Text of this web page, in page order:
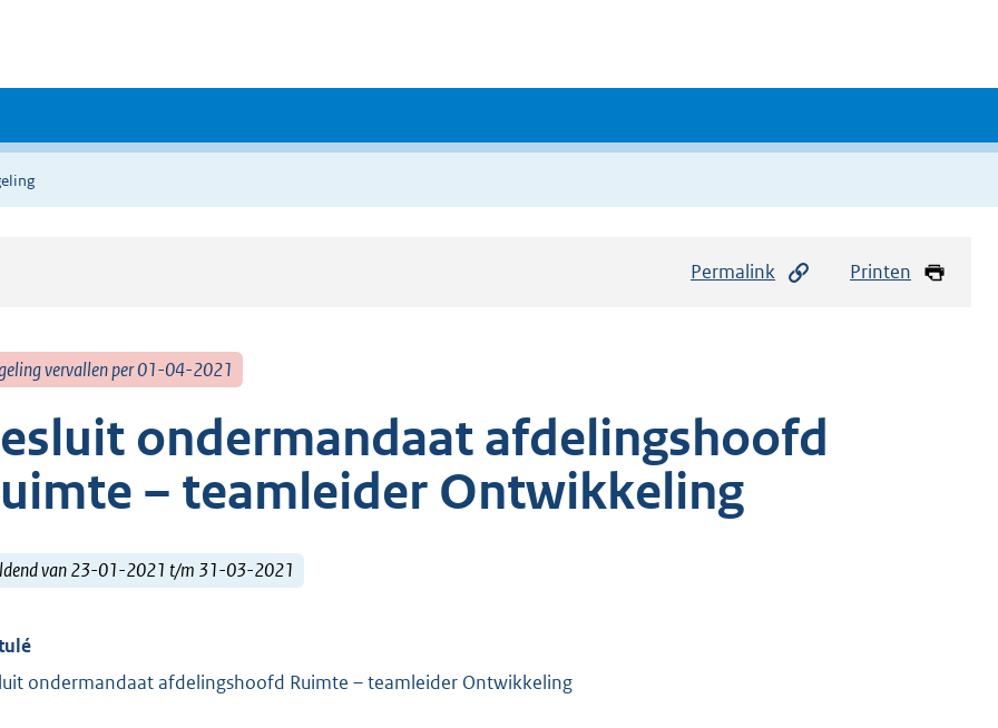
Permalink Printen
vervallen per 01-04-2021
ondermandaat afdelingshoofd
– teamleider Ontwikkeling
van 23-01-2021 t/m 31-03-2021
ondermandaat afdelingshoofd Ruimte – teamleider Ontwikkeling